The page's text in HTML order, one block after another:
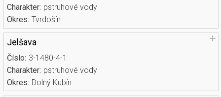
Charakter: pstruhové vody
Okres: Tvrdošín
Jelšava
Číslo: 3-1480-4-1
Charakter: pstruhové vody
Okres: Dolný Kubín